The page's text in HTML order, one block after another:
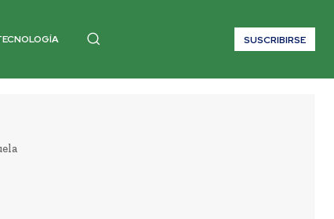
SUSCRIBIRSE